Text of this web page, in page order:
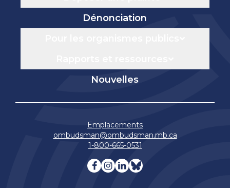
Dénonciation
Nouvelles
Emplacements
ombudsman@ombudsman.mb.ca
1-800-665-0531
Visitez notre facebook page
Visitez notre instagram
Visitez notre linkedin
Visitez notre